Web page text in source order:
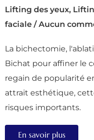
Lifting des yeux,
faciale / Aucun
La bichectomie,
Bichat pour affiner le
regain de popularité
attrait esthétique,
risques importants.
En savoir plus